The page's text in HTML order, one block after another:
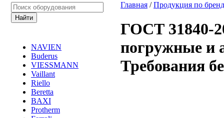
NAVIEN
Buderus
VIESSMANN
Vaillant
Riello
Beretta
BAXI
Protherm
Главная /Продукция по
ГОСТ 31840-
погружные и
Требования